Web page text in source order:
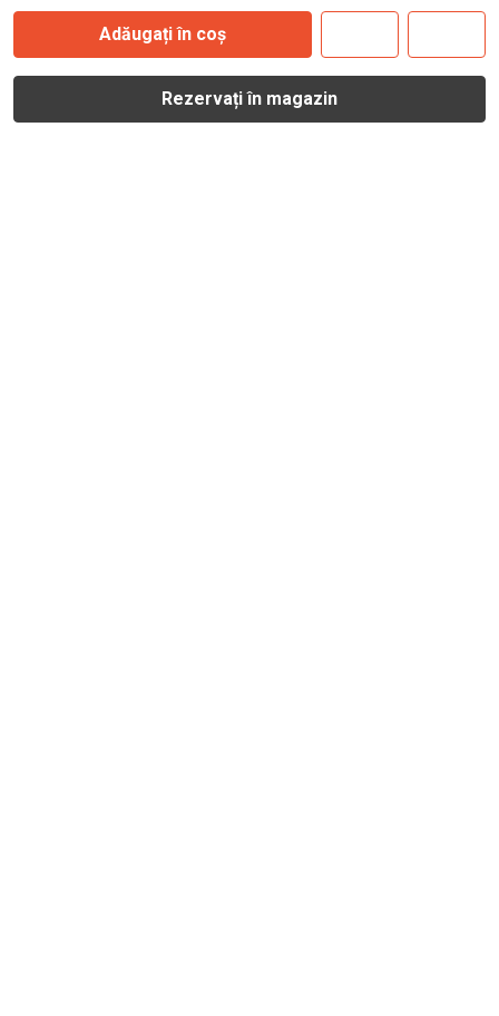
Adăugați în coș
Rezervați în magazin